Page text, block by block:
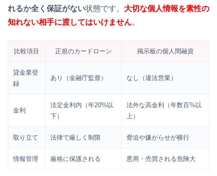
れるか全く保証がない状態です。 大切な個人情報を素性の
知れない相手に渡してはいけません。
比較項目 正規のカードローン 掲示板の個人間融資
貸金業登
録
あり（金融庁監督） なし（違法営業）
金利
法定金利内（年20%以
下）
法外な高金利（年数百%以
上）
取り立て 法律で厳しく制限 脅迫や嫌がらせが横行
情報管理 厳格に保護される 悪用・売買される危険大